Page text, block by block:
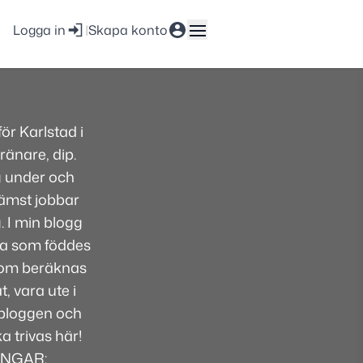
Logga in |Skapa konto
Karlstad i
dip.
och
jobbar
I min blogg
som föddes
beräknas
vara ute i
och
trivas här!